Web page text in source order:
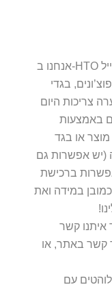
אנחנו ב-HTO מוכרים בגדי נשים הכי חדשים ובסטייל
בגדי
באמצעות
או בגד
(יש אפשרות גם
ברכישת
במידה ואת
איתנו קשר
קשר באתר, או
עם